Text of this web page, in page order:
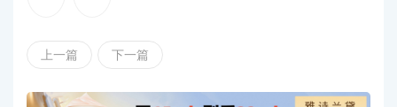
上一篇 下一篇